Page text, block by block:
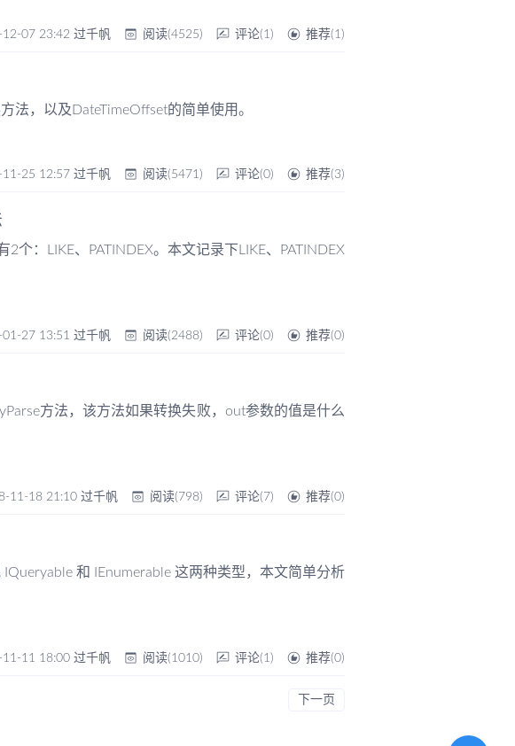
12-07 23:42 过千帆 阅读(4525) 评论(1) 推荐(1)
法，以及DateTimeOffset的简单使用。
11-25 12:57 过千帆 阅读(5471) 评论(0) 推荐(3)
个：LIKE、PATINDEX。本文记录下LIKE、PATINDEX
01-27 13:51 过千帆 阅读(2488) 评论(0) 推荐(0)
方法，该方法如果转换失败，out参数的值是什么
11-18 21:10 过千帆 阅读(798) 评论(7) 推荐(0)
和 IEnumerable 这两种类型，本文简单分析
11-11 18:00 过千帆 阅读(1010) 评论(1) 推荐(0)
下一页